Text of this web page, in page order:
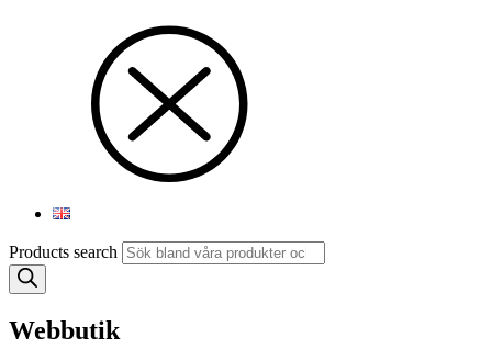
Products search
Webbutik